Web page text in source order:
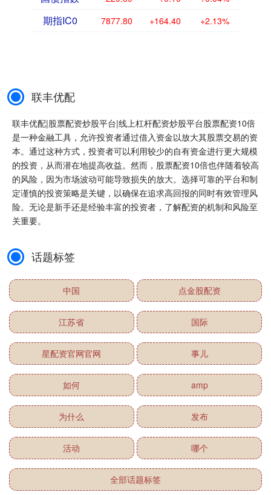
期指IC0 7877.80 +164.40 +2.13%
联丰优配
联丰优配|股票配资炒股平台|线上杠杆配资炒股平台股票配资10倍
是一种金融工具，允许投资者通过借入资金以放大其股票交易的资
本。通过这种方式，投资者可以利用较少的自有资金进行更大规模
的投资，从而潜在地提高收益。然而，股票配资10倍也伴随着较高
的风险，因为市场波动可能导致损失的放大。选择可靠的平台和制
定谨慎的投资策略是关键，以确保在追求高回报的同时有效管理风
险。无论是新手还是经验丰富的投资者，了解配资的机制和风险至
关重要。
话题标签
中国 点金股配资
江苏省 国际
星配资官网官网 事儿
如何 amp
为什么 发布
活动 哪个
全部话题标签